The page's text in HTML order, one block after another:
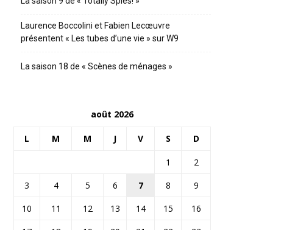
Laurence Boccolini et Fabien Lecœuvre
présentent « Les tubes d’une vie » sur W9
La saison 18 de « Scènes de ménages »
août 2026
L M M J V S D
1
2
3
4 5 6 7 8
9
10
11 12 13 14 15
16